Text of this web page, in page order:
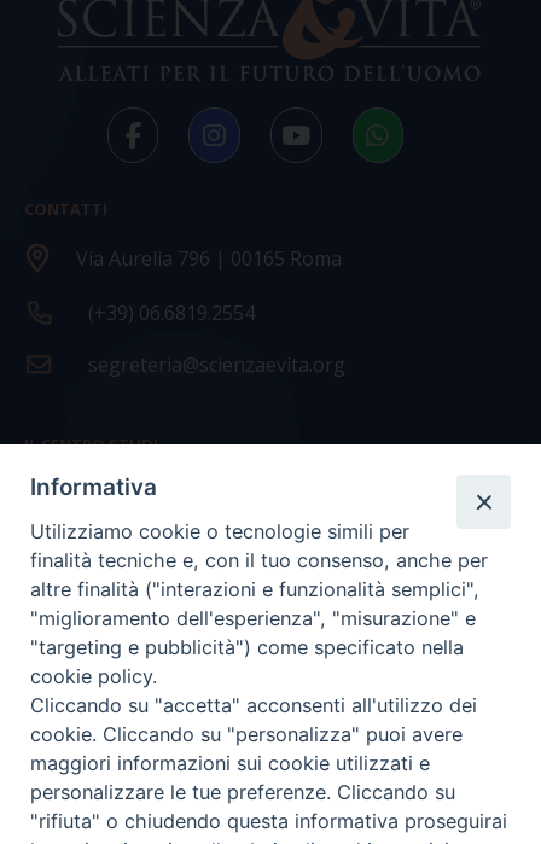
CONTATTI
Via Aurelia 796 | 00165 Roma
(+39) 06.6819.2554
segreteria@scienzaevita.org
IL CENTRO STUDI
La nostra storia
Statuto
Presidenza e ufficio presidenza
Consiglio scientifico
Coordinamento nazionale
COPYRIGHT Scienza & Vita - C.F96600690588- Tutti i
Informativa
Utilizziamo cookie o tecnologie simili per
finalità tecniche e, con il tuo consenso, anche per
altre finalità ("interazioni e funzionalità semplici",
"miglioramento dell'esperienza", "misurazione" e
"targeting e pubblicità") come specificato nella
cookie policy.
Cliccando su "accetta" acconsenti all'utilizzo dei
cookie. Cliccando su "personalizza" puoi avere
maggiori informazioni sui cookie utilizzati e
personalizzare le tue preferenze. Cliccando su
"rifiuta" o chiudendo questa informativa proseguirai